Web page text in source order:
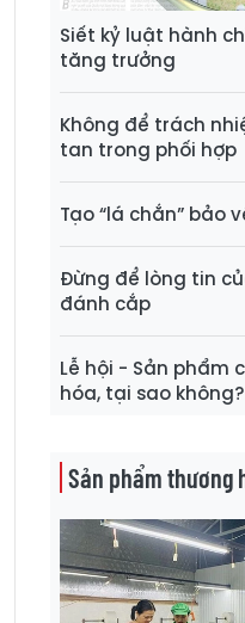
Siết kỷ luật hành
tăng trưởng
Không để trách
tan trong phối hợp
Tạo “lá chắn” bảo
Đừng để lòng tin
đánh cắp
Lễ hội - Sản phẩm
hóa, tại sao không?
Sản phẩm thương